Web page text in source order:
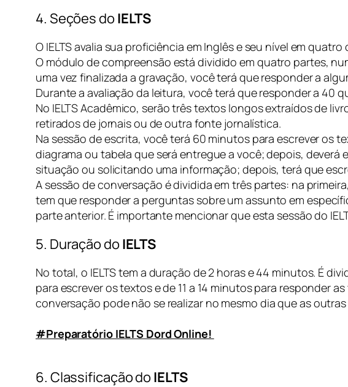
4. Seções doIELTS
O IELTS avalia sua proficiência em Inglês e seu nível em
O módulo de compreensão está dividido em quatro partes,
uma vez finalizada a gravação, você terá que responder a
Durante a avaliação da leitura, você terá que responder a 40
No IELTS Acadêmico, serão três textos longos extraídos de
retirados de jornais ou de outra fonte jornalística.
Na sessão de escrita, você terá 60 minutos para escrever os
diagrama ou tabela que será entregue a você; depois, deverá
situação ou solicitando uma informação; depois, terá que
A sessão de conversação é dividida em três partes: na
tem que responder a perguntas sobre um assunto em
parte anterior. É importante mencionar que esta sessão do
5. Duração doIELTS
No total, o IELTS tem a duração de 2 horas e 44 minutos. É
para escrever os textos e de 11 a 14 minutos para responder
conversação pode não se realizar no mesmo dia que as
#Preparatório IELTS Dord Online!
6. Classificação doIELTS